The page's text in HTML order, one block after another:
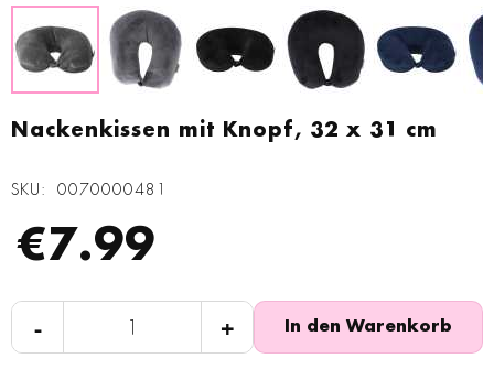
Nackenkissen mit Knopf, 32 x 31 cm
SKU 0070000481
€7.99
- + In den Warenkorb
Anfang
springen